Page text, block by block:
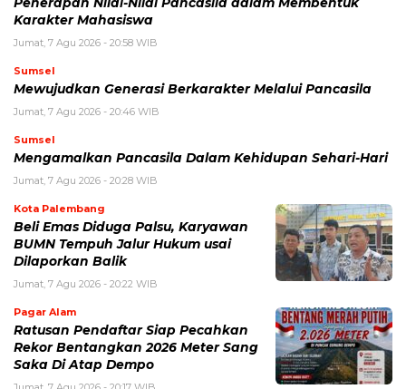
Penerapan Nilai-Nilai Pancasila dalam Membentuk
Karakter Mahasiswa
Jumat, 7 Agu 2026 - 20:58 WIB
Sumsel
Mewujudkan Generasi Berkarakter Melalui Pancasila
Jumat, 7 Agu 2026 - 20:46 WIB
Sumsel
Mengamalkan Pancasila Dalam Kehidupan Sehari-Hari
Jumat, 7 Agu 2026 - 20:28 WIB
Kota Palembang
Beli Emas Diduga Palsu, Karyawan
BUMN Tempuh Jalur Hukum usai
Dilaporkan Balik
Jumat, 7 Agu 2026 - 20:22 WIB
Pagar Alam
Ratusan Pendaftar Siap Pecahkan
Rekor Bentangkan 2026 Meter Sang
Saka Di Atap Dempo